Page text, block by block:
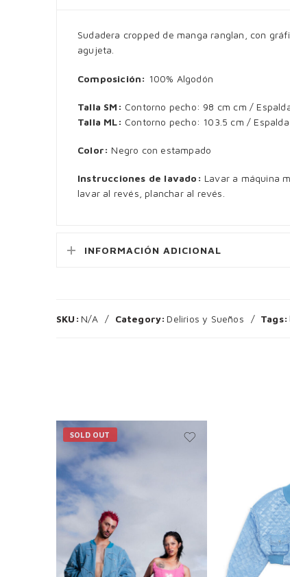
Sudadera cropped de manga ranglan, con
agujeta.
Composición: 100% Algodón
Talla SM: Contorno pecho: 98 cm cm /
Talla ML: Contorno pecho: 103.5 cm /
Color: Negro con estampado
Instrucciones de lavado: Lavar a máquina
lavar al revés, planchar al revés.
INFORMACIÓN ADICIONAL
SKU: N/A Category: Delirios y Sueños Tags:
SOLD OUT